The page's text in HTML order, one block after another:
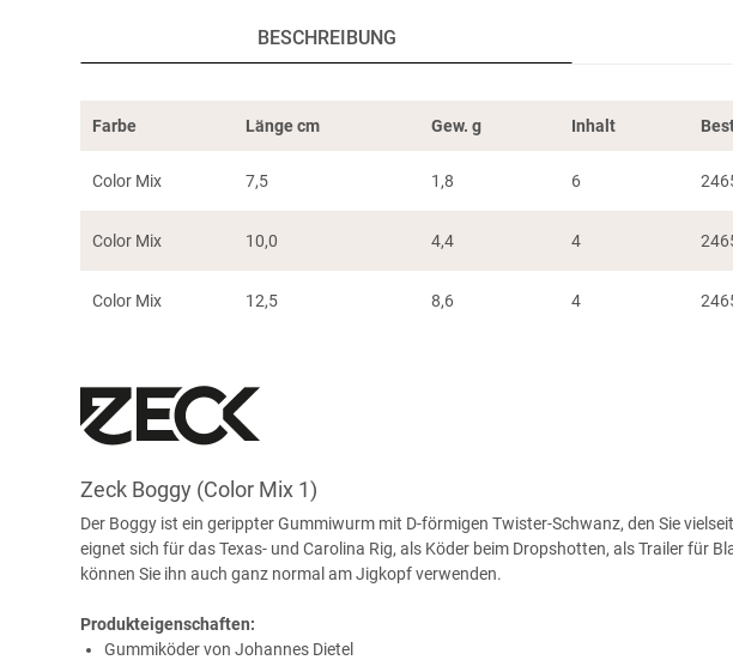
BESCHREIBUNG
Farbe Länge cm Gew. g Inhalt
Color Mix 7,5 1,8 6
Color Mix 10,0 4,4 4
Color Mix 12,5 8,6 4
Zeck Boggy (Color Mix 1)
Der Boggy ist ein gerippter Gummiwurm mit D-förmigen Twister-Schwanz, den Sie
eignet sich für das Texas- und Carolina Rig, als Köder beim Dropshotten, als Trailer für
können Sie ihn auch ganz normal am Jigkopf verwenden.
Produkteigenschaften:
Gummiköder von Johannes Dietel